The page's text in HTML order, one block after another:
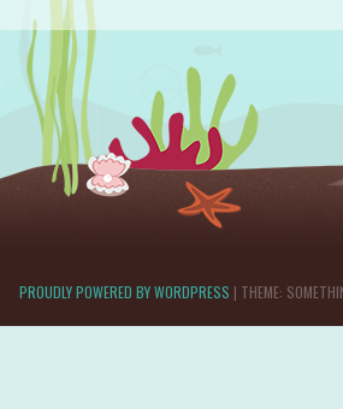
PROUDLY POWERED BY WORDPRESS | THEME: